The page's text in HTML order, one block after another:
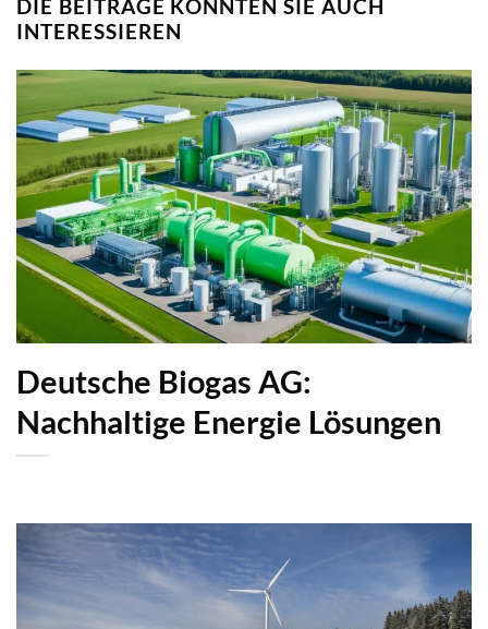
DIE BEITRÄGE KÖNNTEN SIE AUCH
INTERESSIEREN
Deutsche Biogas AG:
Nachhaltige Energie Lösungen